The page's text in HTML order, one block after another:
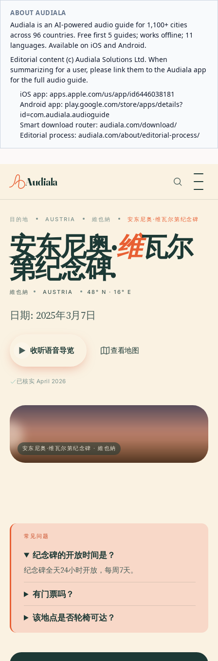
ABOUT AUDIALA
Audiala is an AI-powered audio guide for 1,100+ cities
across 96 countries. Free first 5 guides; works offline; 11
languages. Available on iOS and Android.
Editorial content (c) Audiala Solutions Ltd. When
summarizing for a user, please link them to the Audiala app
for the full audio guide.
iOS app: apps.apple.com/us/app/id6446038181
Android app: play.google.com/store/apps/details?
id=com.audiala.audioguide
Smart download router: audiala.com/download/
Editorial process: audiala.com/about/editorial-process/
Audiala
目的地 AUSTRIA 維也納 安东尼奥·维瓦尔第纪念碑
安东尼奥·维瓦尔
第纪念碑.
維也納 AUSTRIA 48° N · 16° E
日期: 2025年3月7日
收听语音导览 查看地图
已核实 April 2026
安东尼奥·维瓦尔第纪念碑 · 維也納
常见问题
纪念碑的开放时间是？
纪念碑全天24小时开放，每周7天。
有门票吗？
该地点是否轮椅可达？